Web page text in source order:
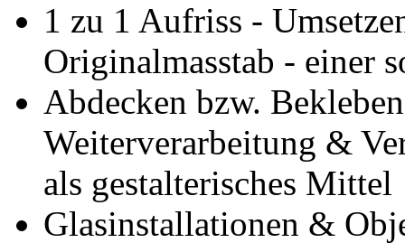
1 zu 1 Aufriss -
Originalmasstab - einer
Abdecken bzw.
Weiterverarbeitung &
als gestalterisches Mittel
Glasinstallationen &